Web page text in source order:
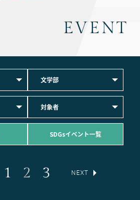
EVENT
文学部
対象者
SDGsイベント一覧
1 2 3 NEXT